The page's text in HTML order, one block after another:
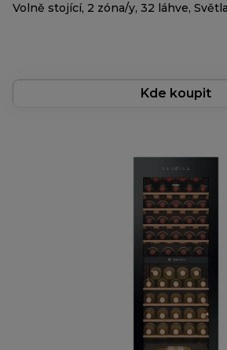
Volně stojící, 2 zóna/y, 32 láhve,
Kde koupit